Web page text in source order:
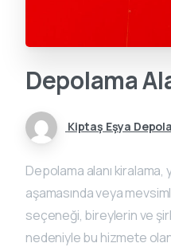
Depolama
Kiptaş Eşya
Depolama alanı kiralama,
aşamasında veya
seçeneği, bireylerin ve
nedeniyle bu hizmete